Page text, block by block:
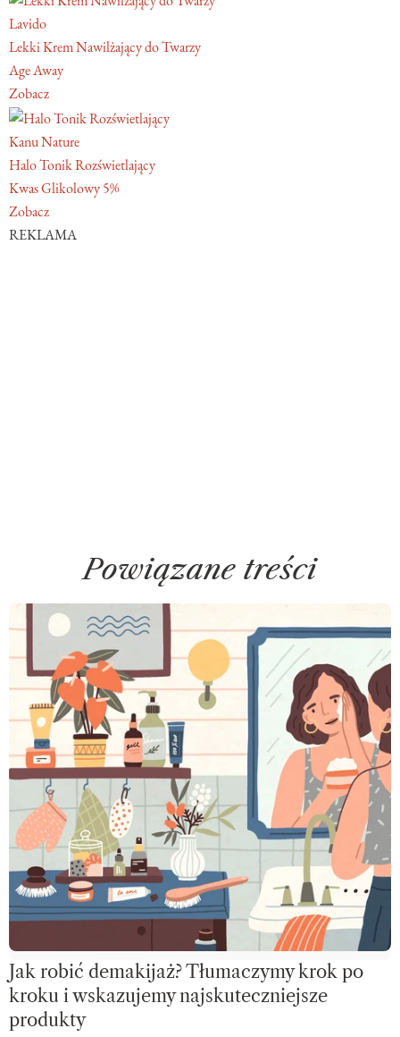
Lavido
Lekki Krem Nawilżający do Twarzy
Age Away
Zobacz
Kanu Nature
Halo Tonik Rozświetlający
Kwas Glikolowy 5%
Zobacz
REKLAMA
Powiązane treści
Jak robić demakijaż? Tłumaczymy krok po
kroku i wskazujemy najskuteczniejsze
produkty